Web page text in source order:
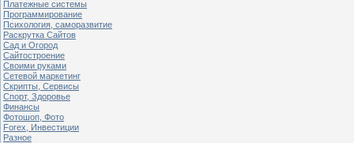
Платежные системы
Программирование
Психология, саморазвитие
Раскрутка Сайтов
Cад и Огород
Сайтостроение
Своими руками
Сетевой маркетинг
Скрипты, Сервисы
Спорт, Здоровье
Финансы
Фотошоп, Фото
Forex, Инвестиции
Разное